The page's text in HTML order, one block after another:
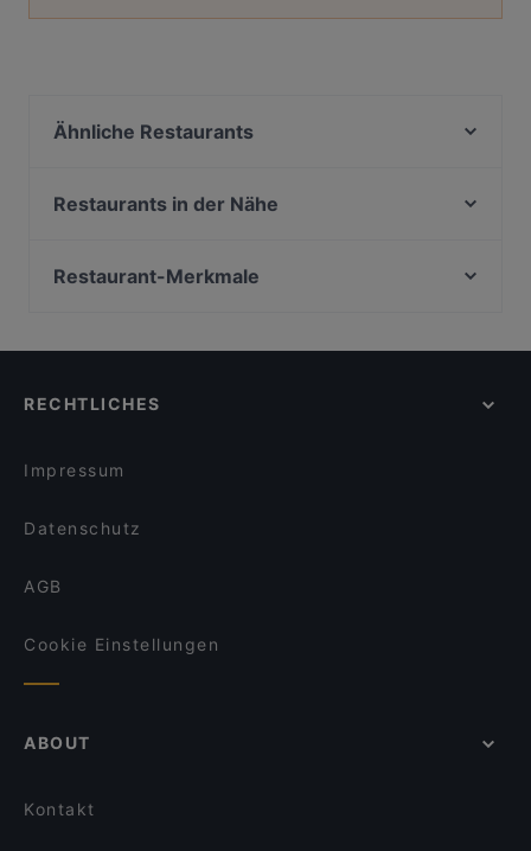
Ähnliche Restaurants
Taklamakan
Sitar
Bar Elf
Restaurants in der Nähe
Geisha - Pan Asia & Sushi Bar am Gärtnerplatz
Indisches Restaurant Samrat
Indisches Restaurant Ganesha
Restaurant-Merkmale
Lebhaft in München
RECHTLICHES
Impressum
Datenschutz
AGB
Cookie Einstellungen
ABOUT
Kontakt